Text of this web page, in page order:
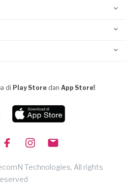
di Play Store dan App Store!
Technologies, All rights